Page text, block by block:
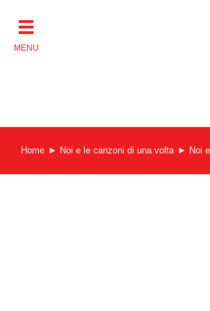
contenuto
Home Noi e le canzoni di una volta Noi